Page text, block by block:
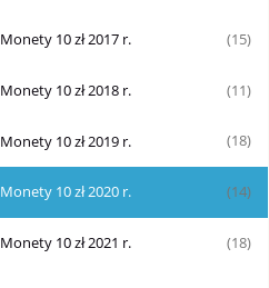
Monety 10 zł 2017 r. (15)
Monety 10 zł 2018 r. (11)
Monety 10 zł 2019 r. (18)
Monety 10 zł 2020 r. (14)
Monety 10 zł 2021 r. (18)